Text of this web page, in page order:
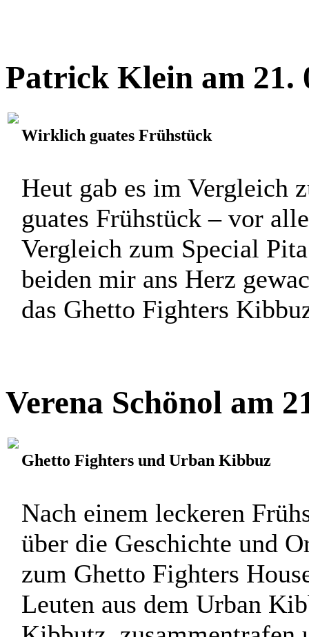
Patrick Klein am 21.
Wirklich guates Frühstück
Heut gab es im Vergleich
guates Frühstück – vor
Vergleich zum Special
beiden mir ans Herz
das Ghetto Fighters
Verena Schönol am
Ghetto Fighters und Urban Kibbuz
Nach einem leckeren
über die Geschichte und
zum Ghetto Fighters
Leuten aus dem Urban